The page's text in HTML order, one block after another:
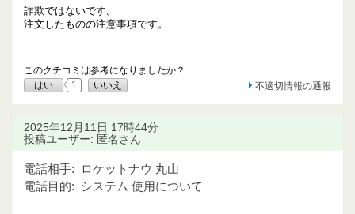
詐欺ではないです。
注文したものの注意事項です。
このクチコミは参考になりましたか？
はい
1 いいえ 不適切情報の通報
2025年12月11日 17時44分
投稿ユーザー: 匿名さん
電話相手:
ロケットナウ 丸山
電話目的: システム 使用について